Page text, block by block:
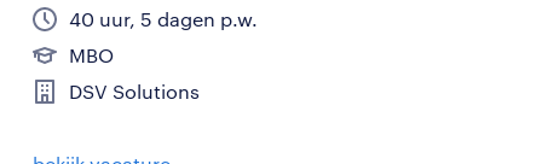
40 uur, 5 dagen p.w.
MBO
DSV Solutions